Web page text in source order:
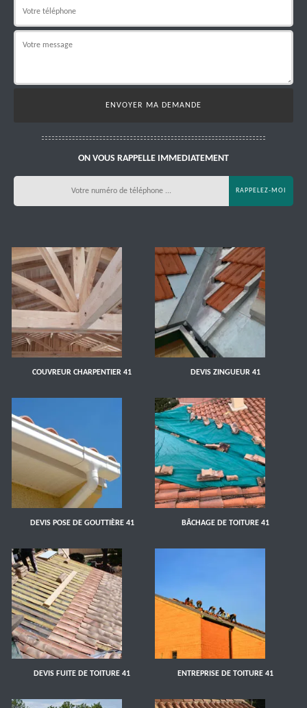
ON VOUS RAPPELLE IMMEDIATEMENT
COUVREUR CHARPENTIER 41 DEVIS ZINGUEUR 41
DEVIS POSE DE GOUTTIÈRE 41 BÂCHAGE DE TOITURE 41
DEVIS FUITE DE TOITURE 41 ENTREPRISE DE TOITURE 41